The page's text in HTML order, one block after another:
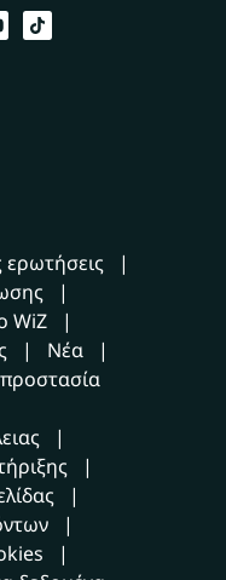
ερωτήσεις
WiZ
Νέα